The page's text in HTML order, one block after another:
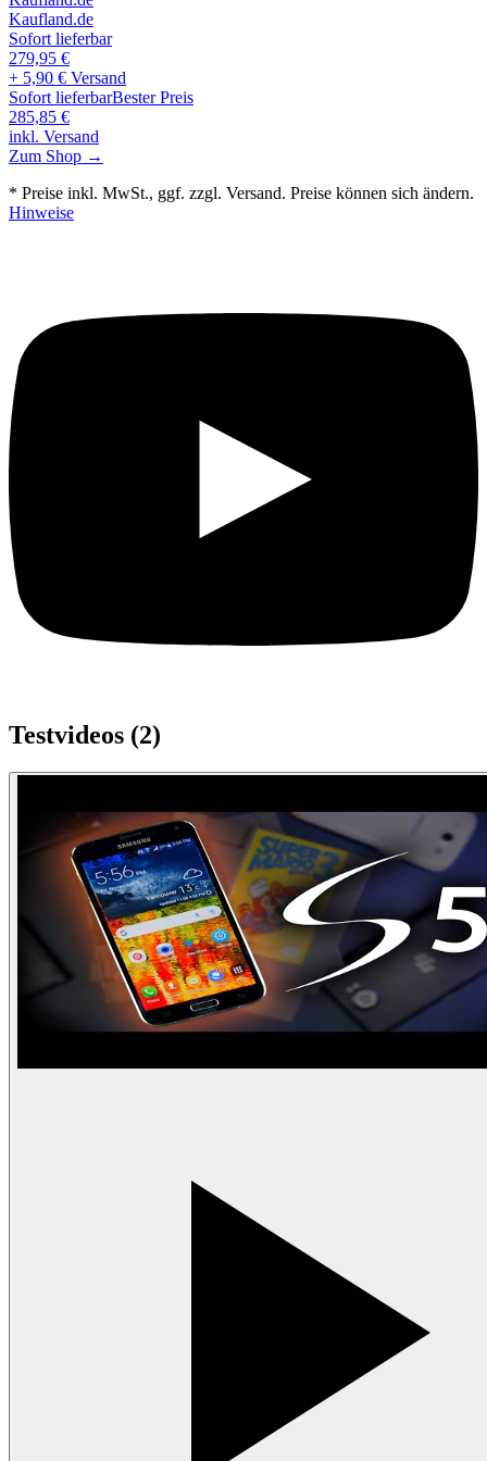
Kaufland.de
Sofort lieferbar
279,95 €
+ 5,90 € Versand
Sofort lieferbarBester Preis
285,85 €
inkl. Versand
Zum Shop →
* Preise inkl. MwSt., ggf. zzgl. Versand. Preise können sich ändern.
Hinweise
Testvideos (2)